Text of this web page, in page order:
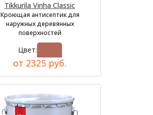
Tikkurila Vinha Classic
Кроющая антисептик для
наружных деревянных
поверхностей
Цвет:
от 2325 руб.